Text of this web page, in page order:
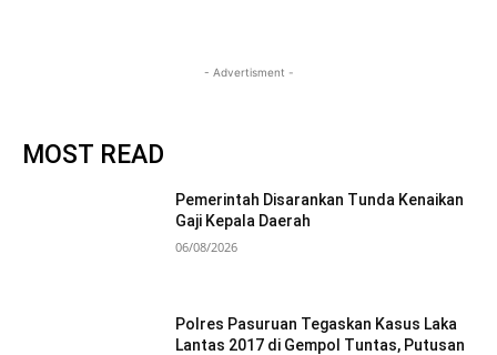
- Advertisment -
MOST READ
Pemerintah Disarankan Tunda Kenaikan
Gaji Kepala Daerah
06/08/2026
Polres Pasuruan Tegaskan Kasus Laka
Lantas 2017 di Gempol Tuntas, Putusan